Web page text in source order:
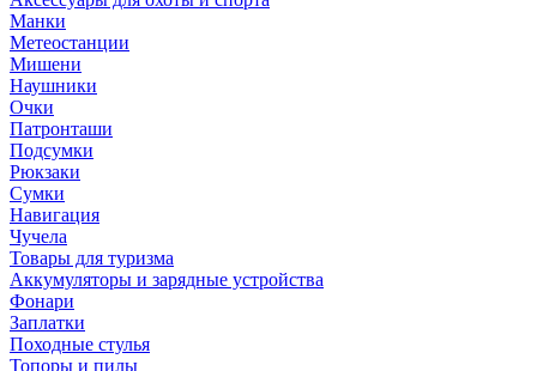
Манки
Метеостанции
Мишени
Наушники
Очки
Патронташи
Подсумки
Рюкзаки
Сумки
Навигация
Чучела
Товары для туризма
Аккумуляторы и зарядные устройства
Фонари
Заплатки
Походные стулья
Топоры и пилы